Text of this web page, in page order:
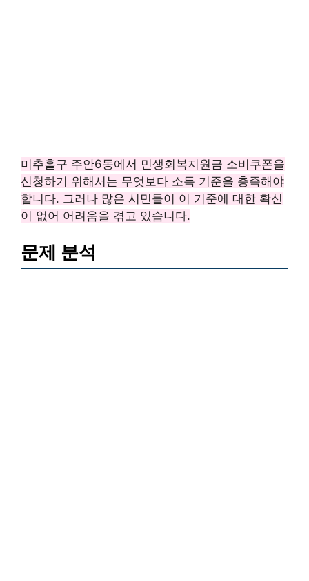
미추홀구 주안6동에서 민생회복지원금 소비쿠폰을
신청하기 위해서는 무엇보다 소득 기준을 충족해야
합니다. 그러나 많은 시민들이 이 기준에 대한 확신
이 없어 어려움을 겪고 있습니다.
문제 분석